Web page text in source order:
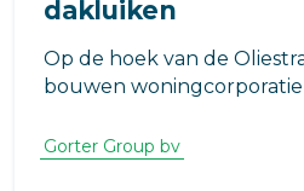
dakluiken
Op de hoek van de
bouwen woningcorporatie
Brouwerij.
Gorter Group bv